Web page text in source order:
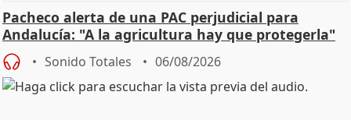
Pacheco alerta de una PAC perjudicial para
Andalucía: "A la agricultura hay que protegerla"
Sonido Totales 06/08/2026